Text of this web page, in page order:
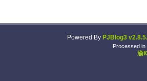
Powered By PJBlog3
Processed in
渝